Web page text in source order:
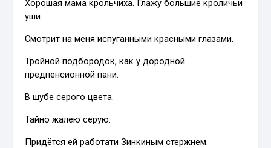
Хорошая мама крольчиха. Глажу большие кроличьи
уши.
Смотрит на меня испуганными красными глазами.
Тройной подбородок, как у дородной
предпенсионной пани.
В шубе серого цвета.
Тайно жалею серую.
Придётся ей работати Зинкиным стержнем.